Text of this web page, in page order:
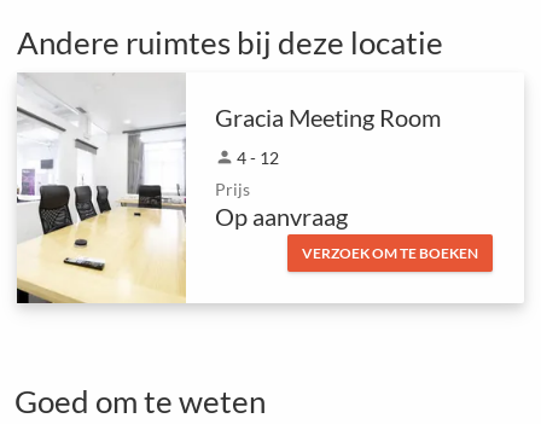
Andere ruimtes bij deze locatie
Gracia Meeting Room
person 4 - 12
Prijs
Op aanvraag
VERZOEK OM TE BOEKEN
Goed om te weten